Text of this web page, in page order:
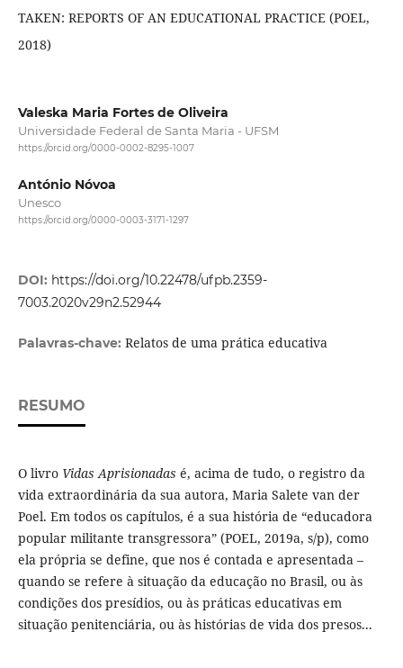
TAKEN: REPORTS OF AN EDUCATIONAL PRACTICE (POEL,
2018)
Valeska Maria Fortes de Oliveira
Universidade Federal de Santa Maria - UFSM
https://orcid.org/0000-0002-8295-1007
António Nóvoa
Unesco
https://orcid.org/0000-0003-3171-1297
DOI: https://doi.org/10.22478/ufpb.2359-
7003.2020v29n2.52944
Palavras-chave: Relatos de uma prática educativa
RESUMO
O livro Vidas Aprisionadas é, acima de tudo, o registro da
vida extraordinária da sua autora, Maria Salete van der
Poel. Em todos os capítulos, é a sua história de “educadora
popular militante transgressora” (POEL, 2019a, s/p), como
ela própria se define, que nos é contada e apresentada –
quando se refere à situação da educação no Brasil, ou às
condições dos presídios, ou às práticas educativas em
situação penitenciária, ou às histórias de vida dos presos...